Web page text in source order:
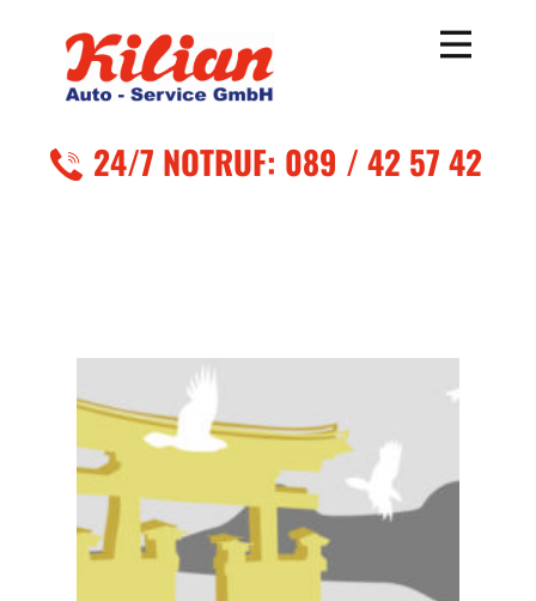
24/7 NOTRUF: 089 / 42 57 42